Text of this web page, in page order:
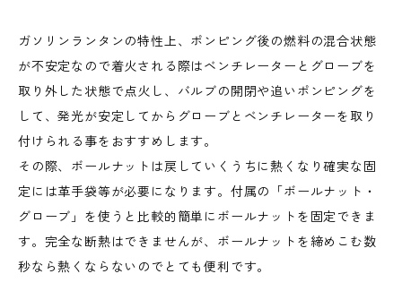
ガソリンランタンの特性上、ポンピング後の燃料の混合状態
が不安定なので着火される際はベンチレーターとグローブを
取り外した状態で点火し、バルブの開閉や追いポンピングを
して、発光が安定してからグローブとベンチレーターを取り
付けられる事をおすすめします。
その際、ボールナットは戻していくうちに熱くなり確実な固
定には革手袋等が必要になります。付属の「ボールナット・
グローブ」を使うと比較的簡単にボールナットを固定できま
す。完全な断熱はできませんが、ボールナットを締めこむ数
秒なら熱くならないのでとても便利です。